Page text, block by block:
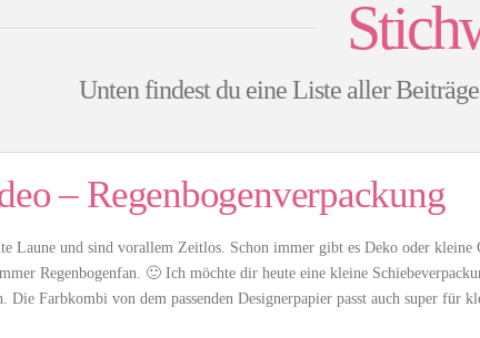
Unten findest du eine Liste aller
– Regenbogenverpackung
Laune und sind vorallem Zeitlos. Schon immer gibt es Deko oder
Regenbogenfan. 🙂 Ich möchte dir heute eine kleine
Die Farbkombi von dem passenden Designerpapier passt auch super